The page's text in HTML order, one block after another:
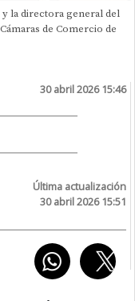
la directora general del
de Comercio de
30 abril 2026 15:46
Última actualización
30 abril 2026 15:51